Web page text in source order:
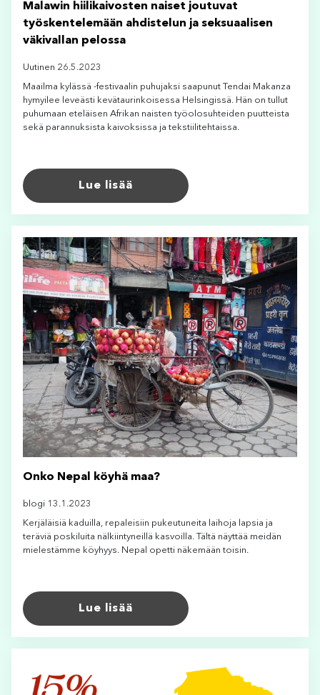
Malawin hiilikaivosten naiset joutuvat
työskentelemään ahdistelun ja seksuaalisen
väkivallan pelossa
Uutinen 26.5.2023
Maailma kylässä -festivaalin puhujaksi saapunut Tendai Makanza
hymyilee leveästi kevätaurinkoisessa Helsingissä. Hän on tullut
puhumaan eteläisen Afrikan naisten työolosuhteiden puutteista
sekä parannuksista kaivoksissa ja tekstiilitehtaissa.
Lue lisää
Onko Nepal köyhä maa?
blogi 13.1.2023
Kerjäläisiä kaduilla, repaleisiin pukeutuneita laihoja lapsia ja
teräviä poskiluita nälkiintyneillä kasvoilla. Tältä näyttää meidän
mielestämme köyhyys. Nepal opetti näkemään toisin.
Lue lisää